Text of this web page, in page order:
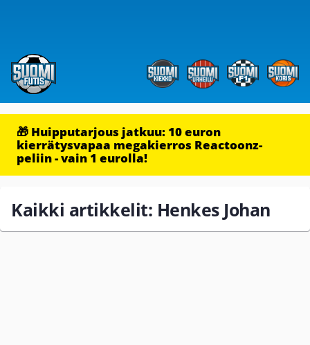
🎁 Huipputarjous jatkuu: 10 euron
kierrätysvapaa megakierros Reactoonz-
peliin - vain 1 eurolla!
Kaikki artikkelit: Henkes Johan